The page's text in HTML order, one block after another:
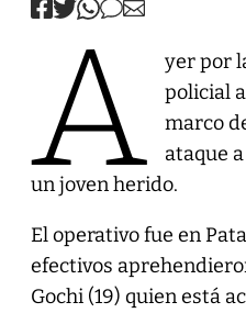
A
yer por
policial
marco
ataque
un joven herido.
El operativo fue en
efectivos
Gochi (19) quien está